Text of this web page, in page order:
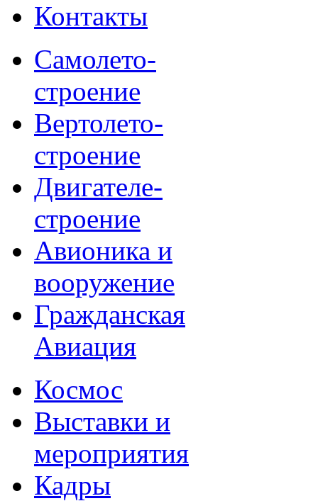
Контакты
Самолето-
строение
Вертолето-
строение
Двигателе-
строение
Авионика и
вооружение
Гражданская
Авиация
Космос
Выставки и
мероприятия
Кадры